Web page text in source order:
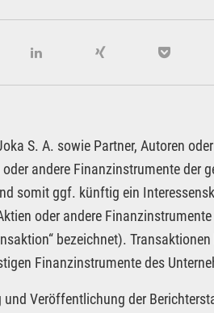
S. A. sowie Partner, Autoren
andere Finanzinstrumente der
somit ggf. künftig ein
oder andere
bezeichnet).
Finanzinstrumente des
Veröffentlichung der